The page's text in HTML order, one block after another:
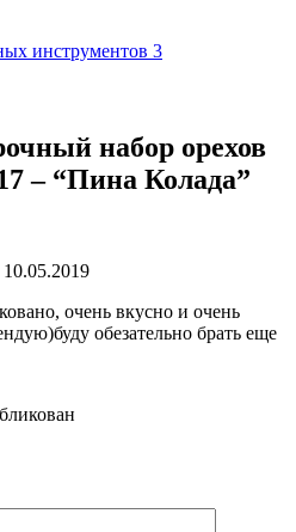
инструментов 3
набор орехов
– “Пина Колада”
10.05.2019
очень вкусно и очень
обезательно брать еще